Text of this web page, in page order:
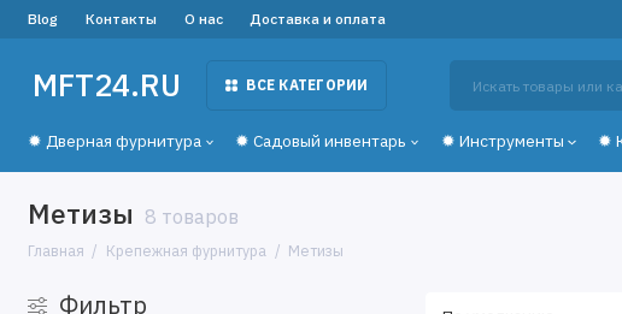
Blog Контакты О нас Доставка и оплата
MFT24.RU ВСЕ КАТЕГОРИИ
✹ Дверная фурнитура ✹ Садовый инвентарь ✹ Инструменты ✹
Метизы 8 товаров
Главная Крепежная фурнитура Метизы
Фильтр